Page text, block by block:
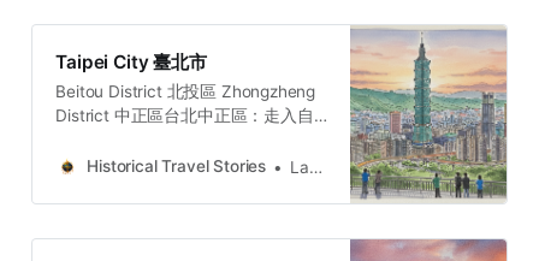
Taipei City 臺北市
Beitou District 北投區 Zhongzheng
District 中正區台北中正區：走入自
力地景、黑暗觀光與民主轉型地圖的
香的牯嶺街。我們將探訪專賣局的經
Historical Travel Stories Lawrence